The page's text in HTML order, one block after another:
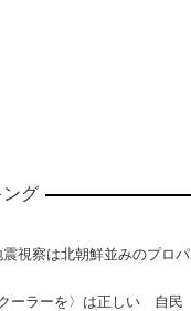
ング
視察は北朝鮮並みのプロパ
クーラーを〉は正しい 自民